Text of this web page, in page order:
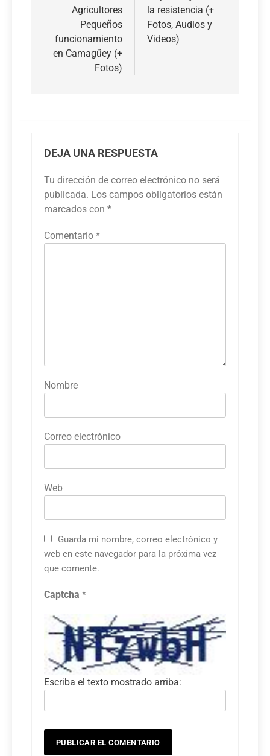
entradas
Agricultores
Pequeños
funcionamiento
en Camagüey (+
Fotos)
la resistencia (+
Fotos, Audios y
Videos)
DEJA UNA RESPUESTA
Tu dirección de correo electrónico no será
publicada. Los campos obligatorios están
marcados con *
Comentario *
Nombre
Correo electrónico
Web
Guarda mi nombre, correo electrónico y
web en este navegador para la próxima vez
que comente.
Captcha *
Escriba el texto mostrado arriba: